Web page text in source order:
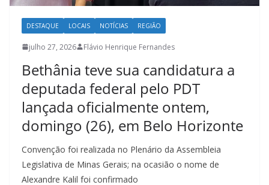
DESTAQUE LOCAIS NOTÍCIAS REGIÃO
julho 27, 2026 Flávio Henrique Fernandes
Bethânia teve sua candidatura a
deputada federal pelo PDT
lançada oficialmente ontem,
domingo (26), em Belo Horizonte
Convenção foi realizada no Plenário da Assembleia
Legislativa de Minas Gerais; na ocasião o nome de
Alexandre Kalil foi confirmado